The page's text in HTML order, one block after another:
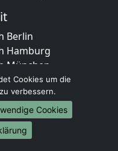
Berlin
Hamburg
München
Köln
Frankfurt am Main
Stuttgart
Düsseldorf
Cookies um die
verbessern.
Cookies